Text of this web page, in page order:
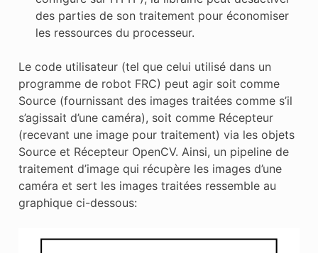
des parties de son traitement pour économiser
les ressources du processeur.
Le code utilisateur (tel que celui utilisé dans un
programme de robot FRC) peut agir soit comme
Source (fournissant des images traitées comme s’il
s’agissait d’une caméra), soit comme Récepteur
(recevant une image pour traitement) via les objets
Source et Récepteur OpenCV. Ainsi, un pipeline de
traitement d’image qui récupère les images d’une
caméra et sert les images traitées ressemble au
graphique ci-dessous: